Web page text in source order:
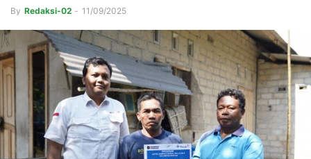
By Redaksi-02 - 11/09/2025